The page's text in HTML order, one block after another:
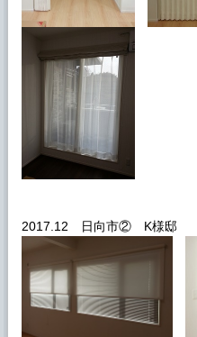
2017.12 日向市② K様邸